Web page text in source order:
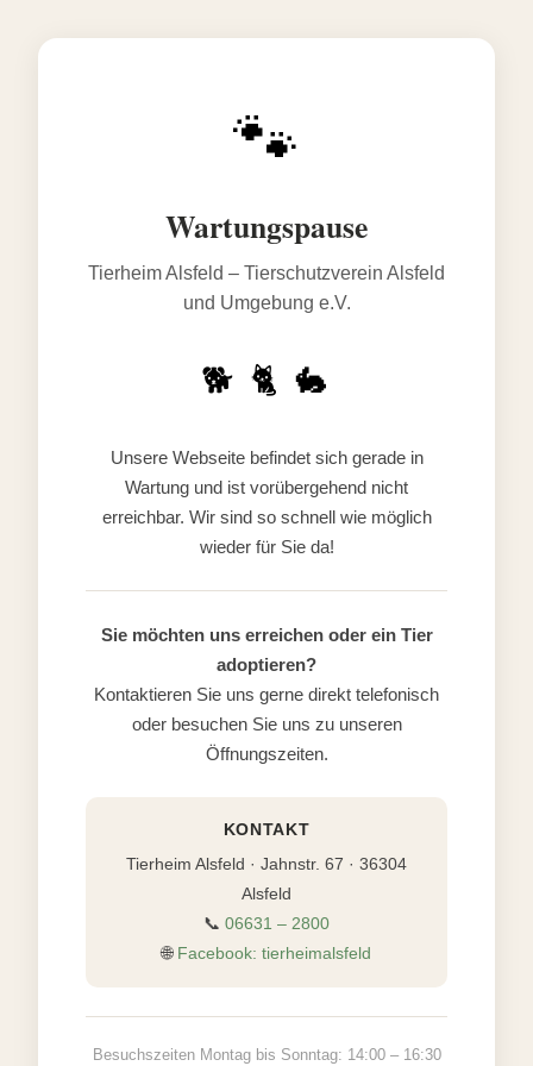
🐾
Wartungspause
Tierheim Alsfeld – Tierschutzverein Alsfeld
und Umgebung e.V.
🐕 🐈 🐇
Unsere Webseite befindet sich gerade in
Wartung und ist vorübergehend nicht
erreichbar. Wir sind so schnell wie möglich
wieder für Sie da!
Sie möchten uns erreichen oder ein Tier
adoptieren?
Kontaktieren Sie uns gerne direkt telefonisch
oder besuchen Sie uns zu unseren
Öffnungszeiten.
KONTAKT
Tierheim Alsfeld · Jahnstr. 67 · 36304
Alsfeld
📞 06631 – 2800
🌐 Facebook: tierheimalsfeld
Besuchszeiten Montag bis Sonntag: 14:00 – 16:30